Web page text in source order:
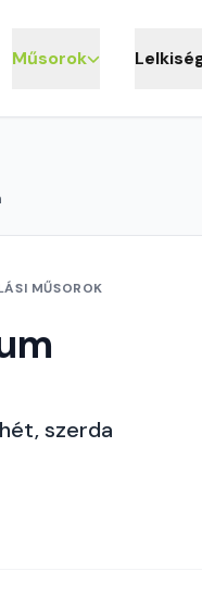
Műsorok
MŰSOROK
szerda